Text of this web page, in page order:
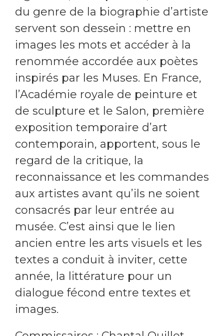
du genre de la biographie d’artiste
servent son dessein : mettre en
images les mots et accéder à la
renommée accordée aux poètes
inspirés par les Muses. En France,
l’Académie royale de peinture et
de sculpture et le Salon, première
exposition temporaire d’art
contemporain, apportent, sous le
regard de la critique, la
reconnaissance et les commandes
aux artistes avant qu’ils ne soient
consacrés par leur entrée au
musée. C’est ainsi que le lien
ancien entre les arts visuels et les
textes a conduit à inviter, cette
année, la littérature pour un
dialogue fécond entre textes et
images.